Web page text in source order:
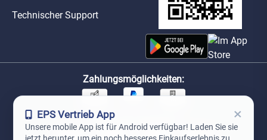
Technischer Support
Zahlungsmöglichkeiten:
Unsere Versandpartner:
EPS Vertrieb App ×
Unsere mobile App ist für Android verfügbar! Laden Sie sie